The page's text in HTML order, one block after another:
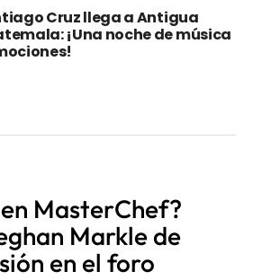
Cruz llega a Antigua
¡Una noche de música
MasterChef?
Markle de
en el foro